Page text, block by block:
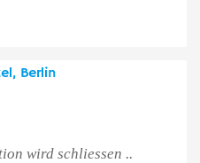
Berlin
wird schliessen ..